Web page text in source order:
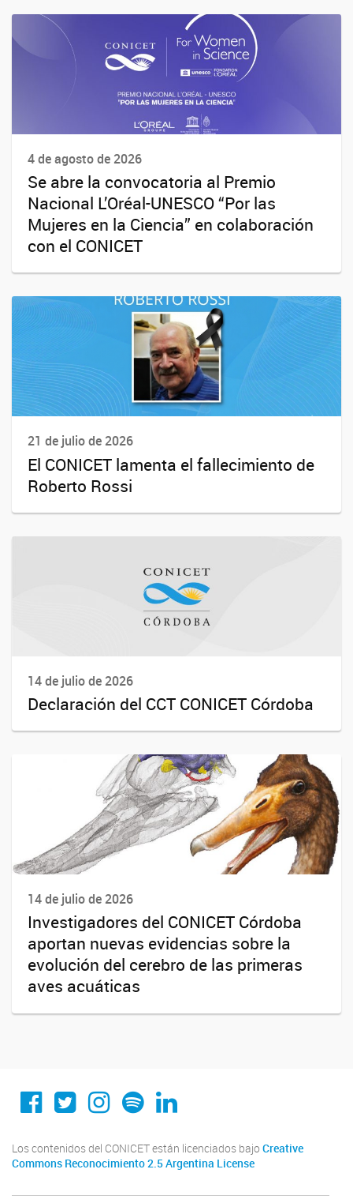
4 de agosto de 2026
Se abre la convocatoria al Premio
Nacional L’Oréal-UNESCO “Por las
Mujeres en la Ciencia” en colaboración
con el CONICET
21 de julio de 2026
El CONICET lamenta el fallecimiento de
Roberto Rossi
14 de julio de 2026
Declaración del CCT CONICET Córdoba
14 de julio de 2026
Investigadores del CONICET Córdoba
aportan nuevas evidencias sobre la
evolución del cerebro de las primeras
aves acuáticas
Conicet Cordoba
@conicetcordoba
@conicetcordoba
SpotifyLinkedin
Los contenidos del CONICET están licenciados bajo Creative
Commons Reconocimiento 2.5 Argentina License